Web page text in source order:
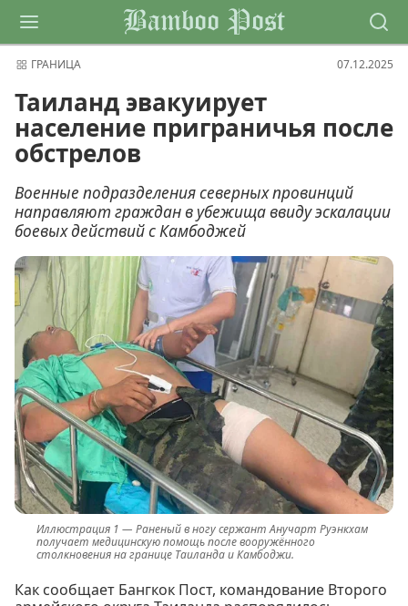
Bamboo Post
ГРАНИЦА 07.12.2025
Таиланд эвакуирует
население приграничья после
обстрелов
Военные подразделения северных провинций
направляют граждан в убежища ввиду эскалации
боевых действий с Камбоджей
Раненый в ногу сержант Анучарт Руэнкхам
получает медицинскую помощь после вооружённого
столкновения на границе Таиланда и Камбоджи.
Как сообщает Бангкок Пост, командование Второго